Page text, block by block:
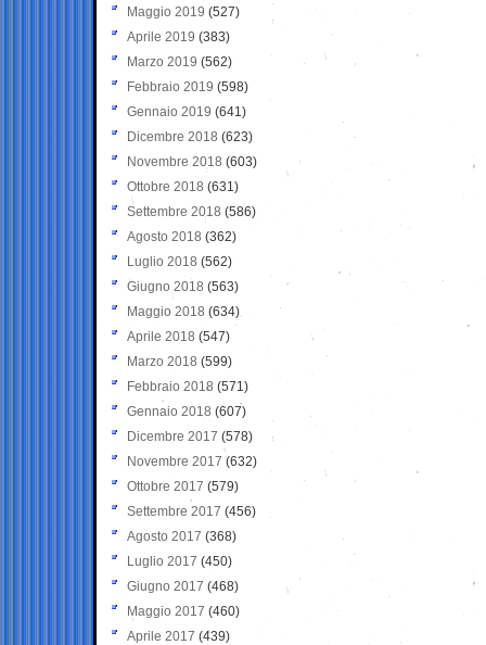
Maggio 2019 (527)
Aprile 2019 (383)
Marzo 2019 (562)
Febbraio 2019 (598)
Gennaio 2019 (641)
Dicembre 2018 (623)
Novembre 2018 (603)
Ottobre 2018 (631)
Settembre 2018 (586)
Agosto 2018 (362)
Luglio 2018 (562)
Giugno 2018 (563)
Maggio 2018 (634)
Aprile 2018 (547)
Marzo 2018 (599)
Febbraio 2018 (571)
Gennaio 2018 (607)
Dicembre 2017 (578)
Novembre 2017 (632)
Ottobre 2017 (579)
Settembre 2017 (456)
Agosto 2017 (368)
Luglio 2017 (450)
Giugno 2017 (468)
Maggio 2017 (460)
Aprile 2017 (439)